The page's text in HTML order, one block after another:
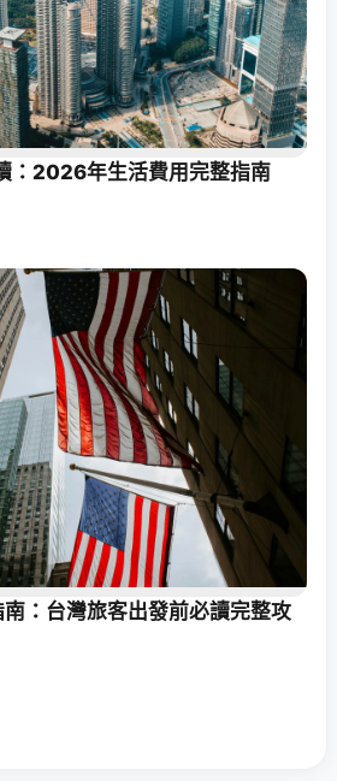
：2026年生活費用完整指南
：台灣旅客出發前必讀完整攻